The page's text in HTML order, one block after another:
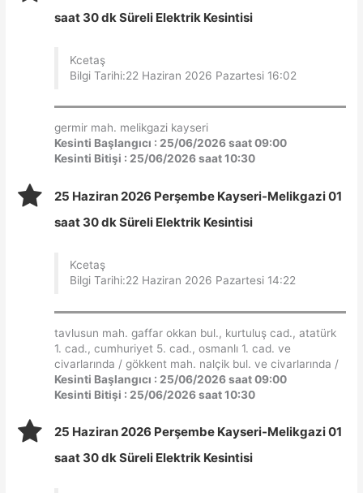
saat 30 dk Süreli Elektrik Kesintisi
Kcetaş
Bilgi Tarihi:22 Haziran 2026 Pazartesi 16:02
germir mah. melikgazi kayseri
Kesinti Başlangıcı : 25/06/2026 saat 09:00
Kesinti Bitişi : 25/06/2026 saat 10:30
25 Haziran 2026 Perşembe Kayseri-Melikgazi 01
saat 30 dk Süreli Elektrik Kesintisi
Kcetaş
Bilgi Tarihi:22 Haziran 2026 Pazartesi 14:22
tavlusun mah. gaffar okkan bul., kurtuluş cad., atatürk
1. cad., cumhuriyet 5. cad., osmanlı 1. cad. ve
civarlarında / gökkent mah. nalçik bul. ve civarlarında /
Kesinti Başlangıcı : 25/06/2026 saat 09:00
Kesinti Bitişi : 25/06/2026 saat 10:30
25 Haziran 2026 Perşembe Kayseri-Melikgazi 01
saat 30 dk Süreli Elektrik Kesintisi